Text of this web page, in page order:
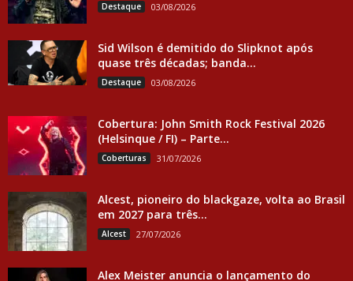
Destaque 03/08/2026
Sid Wilson é demitido do Slipknot após
quase três décadas; banda...
Destaque 03/08/2026
Cobertura: John Smith Rock Festival 2026
(Helsinque / FI) – Parte...
Coberturas 31/07/2026
Alcest, pioneiro do blackgaze, volta ao Brasil
em 2027 para três...
Alcest 27/07/2026
Alex Meister anuncia o lançamento do